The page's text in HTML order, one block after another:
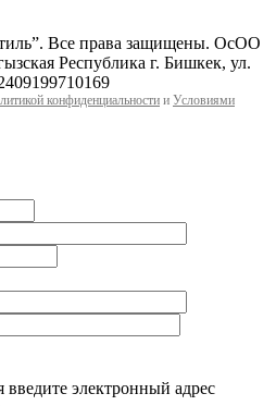
Все права защищены. ОсОО
Республика г. Бишкек, ул.
конфиденциальности и Условиями
введите электронный адрес